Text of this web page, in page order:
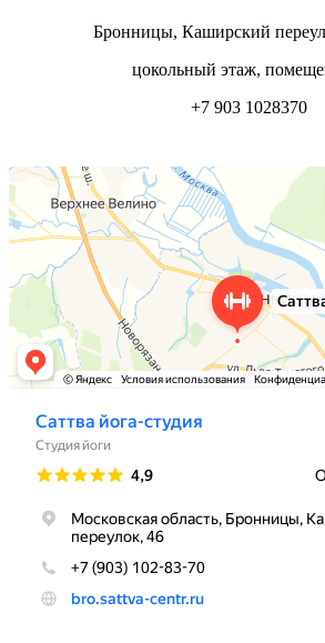
Бронницы, Каширский
цокольный этаж,
+7 903 1028370